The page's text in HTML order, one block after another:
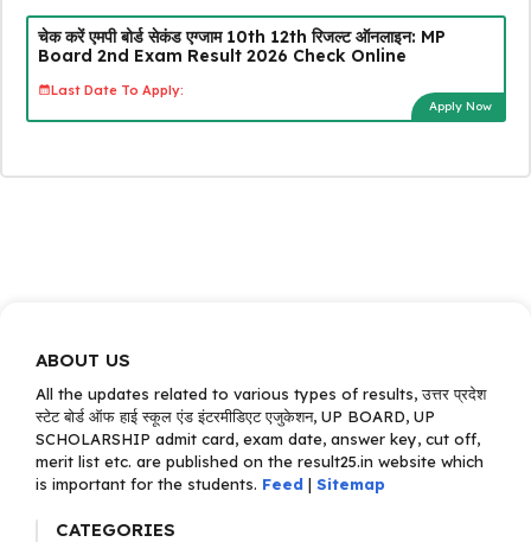
चेक करें एमपी बोर्ड सेकंड एग्जाम 10th 12th रिजल्ट ऑनलाइन: MP
Board 2nd Exam Result 2026 Check Online
Last Date To Apply:
Apply Now
ABOUT US
All the updates related to various types of results, उत्तर प्रदेश
स्टेट बोर्ड ऑफ हाई स्कूल एंड इंटरमीडिएट एजुकेशन, UP BOARD, UP
SCHOLARSHIP admit card, exam date, answer key, cut off,
merit list etc. are published on the result25.in website which
is important for the students. Feed | Sitemap
CATEGORIES